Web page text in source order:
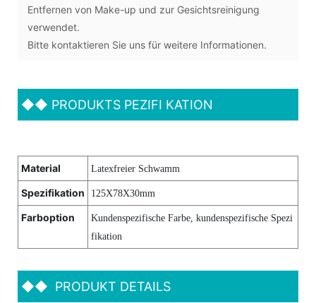
Entfernen von Make-up und zur Gesichtsreinigung
verwendet.
Bitte kontaktieren Sie uns für weitere Informationen.
◆◆ PRODUKTS PEZIFI KATION
Material Latexfreier Schwamm
Spezifikation 125X78X30mm
Farboption
Kundenspezifische Farbe, kundenspezifische Spezi
fikation
◆◆ PRODUKT DETAILS